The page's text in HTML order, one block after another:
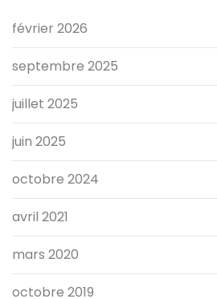
février 2026
septembre 2025
juillet 2025
juin 2025
octobre 2024
avril 2021
mars 2020
octobre 2019